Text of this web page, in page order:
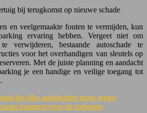
bij terugkomst op nieuwe schade
en veelgemaakte fouten te vermijden, kun
ervaring hebben. Vergeet niet om
verwijderen, bestaande autoschade te
voor het overhandigen van sleutels op
Met de juiste planning en aandacht
je een handige en veilige toegang tot
die elke autobezitter moet weten
transport voor de toekomst